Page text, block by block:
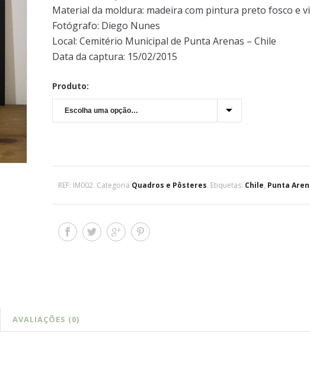
Material da moldura: madeira com pintura preto fosco e
Fotógrafo: Diego Nunes
Local: Cemitério Municipal de Punta Arenas – Chile
Data da captura: 15/02/2015
Produto:
REF: IM002. Categoria Quadros e Pôsteres. Etiquetas: Chile, Punta
AVALIAÇÕES (0)